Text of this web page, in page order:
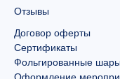
Отзывы
Договор оферты
Сертификаты
Фольгированные
Оформление